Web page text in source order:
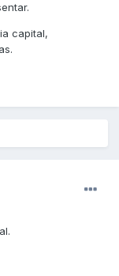
capital,